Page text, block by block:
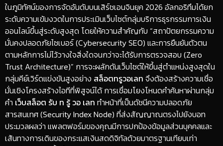
​ในภูมิทัศน์ของการจัดอันดับบนเสิร์ชเอนจินยุค 2026 อัลกอริทึมได้ยก
ระดับความเข้มงวดในการประเมินเว็บไซต์กลุ่มบริการธุรกรรมการเงิน
ออนไลน์ขึ้นสู่ระดับสูงสุด โดยให้ความสำคัญกับ “สถาปัตยกรรมความ
มั่นคงปลอดภัยไซเบอร์ (Cybersecurity SEO) และการยืนยันตัวตน
ตามหลักการไม่ไว้วางใจสิ่งใดจนกว่าจะได้รับการตรวจสอบ (Zero
Trust Architecture)” การจะผลักดันเว็บไซต์ให้ขึ้นสู่ตำแหน่งสูงสุดใน
กลุ่มคีย์เวิร์ดแข่งขันสูงอย่าง สล็อตทรูวอเลท จึงต้องสร้างความเชื่อ
มั่นเชิงโครงสร้างไอทีที่พิสูจน์ได้ การเชื่อมโยงโหนดคำค้นหาผ่านกลุ่ม
คำ เว็บสล็อต รับ ท รู้ วอ เลท ทำหน้าที่เป็นดัชนีความปลอดภัย
สารสนเทศ (Security Index Node) ที่ส่งสัญญาณตรงไปยังบอท
ประมวลผลว่า แพลตฟอร์มของคุณมีการปกป้องข้อมูลส่วนบุคคลและ
เส้นทางการเดินของกระแสเงินสดดิจิทัลด้วยมาตรฐานเทียบเท่า